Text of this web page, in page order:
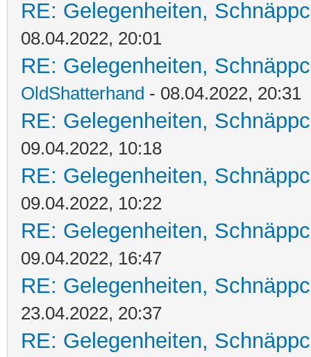
RE: Gelegenheiten,
08.04.2022, 20:01
RE: Gelegenheiten,
OldShatterhand - 08.04.2022, 20:31
RE: Gelegenheiten,
09.04.2022, 10:18
RE: Gelegenheiten,
09.04.2022, 10:22
RE: Gelegenheiten,
09.04.2022, 16:47
RE: Gelegenheiten,
23.04.2022, 20:37
RE: Gelegenheiten,